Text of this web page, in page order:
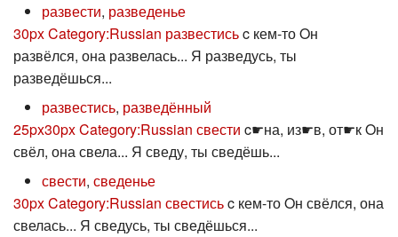
развести, разведенье
30pxCategory:Russian развестисьc кем-то Oн
развёлся, она развелась... Я разведусь, ты
разведёшься...
развестись, разведённый
25px30pxCategory:Russian свести c☛на, из☛в, от☛к Oн
свёл, она свела... Я сведу, ты сведёшь...
свести, сведенье
30pxCategory:Russian свестисьc кем-то Oн свёлся, она
свелась... Я сведусь, ты сведёшься...